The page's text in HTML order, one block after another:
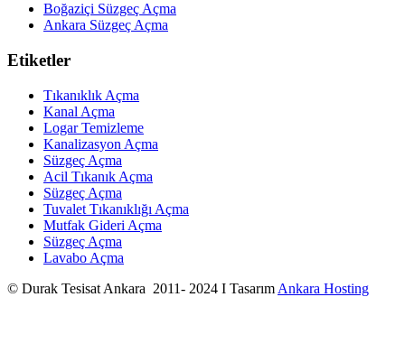
Boğaziçi Süzgeç Açma
Ankara Süzgeç Açma
Etiketler
Tıkanıklık Açma
Kanal Açma
Logar Temizleme
Kanalizasyon Açma
Süzgeç Açma
Acil Tıkanık Açma
Süzgeç Açma
Tuvalet Tıkanıklığı Açma
Mutfak Gideri Açma
Süzgeç Açma
Lavabo Açma
© Durak Tesisat Ankara 2011- 2024 I Tasarım Ankara Hosting